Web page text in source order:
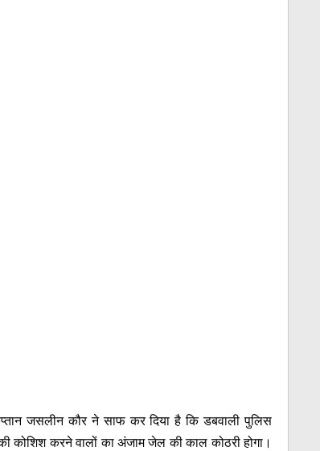
जसलीन कौर ने साफ कर दिया है कि डबवाली पुलिस
कोशिश करने वालों का अंजाम जेल की काल कोठरी होगा।